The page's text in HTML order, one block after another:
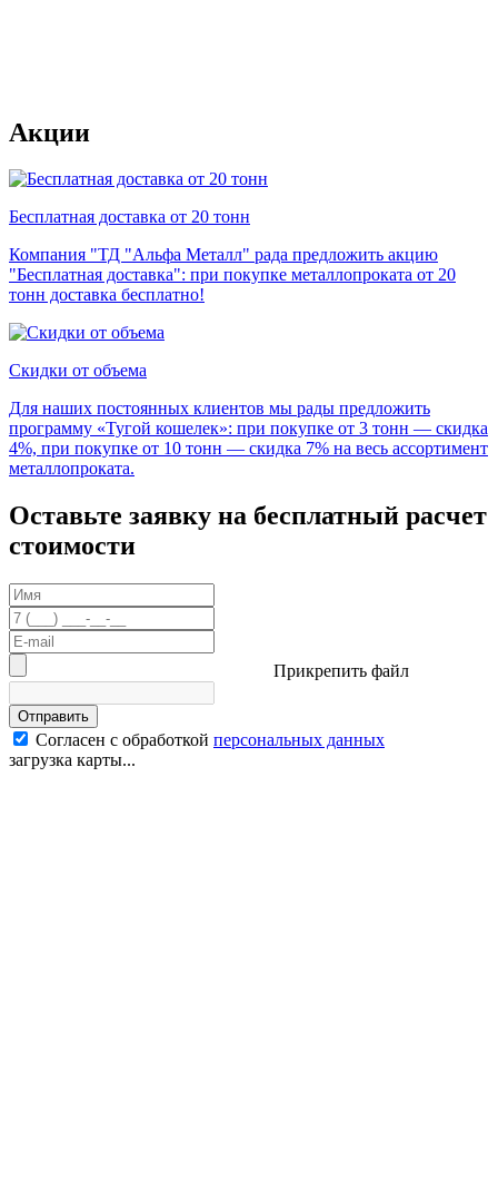
Акции
Бесплатная доставка от 20 тонн
Компания "ТД "Альфа Металл" рада предложить акцию
"Бесплатная доставка": при покупке металлопроката от 20
тонн доставка бесплатно!
Скидки от объема
Для наших постоянных клиентов мы рады предложить
программу «Тугой кошелек»: при покупке от 3 тонн — скидка
4%, при покупке от 10 тонн — скидка 7% на весь ассортимент
металлопроката.
Оставьте заявку на бесплатный расчет
стоимости
Прикрепить файл
Отправить
Согласен с обработкой персональных данных
загрузка карты...